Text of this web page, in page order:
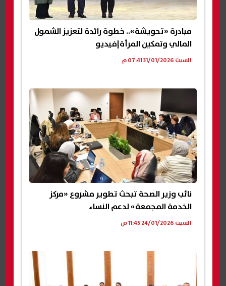
مبادرة «تحويشة».. خطوة رائدة لتعزيز الشمول
المالي وتمكين المرأة|فيديو
السبت 31/01/2026 07:41 م
نائب وزير الصحة تبحث تطوير مشروع «مركز
الخدمة المجمعة» لدعم النساء
السبت 24/01/2026 11:45 ص